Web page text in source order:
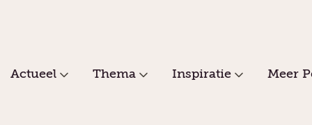
Actueel Thema Inspiratie Meer